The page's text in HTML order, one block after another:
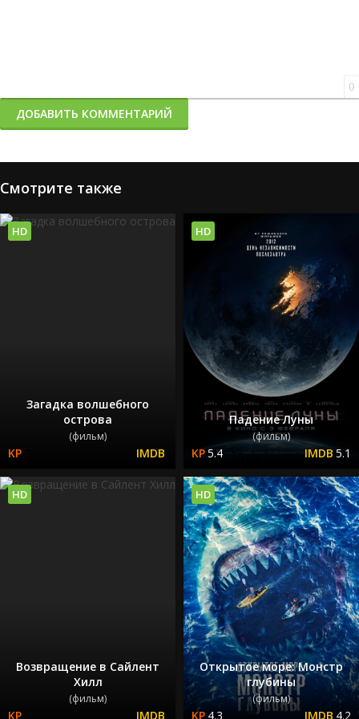
0
ДОБАВИТЬ КОММЕНТАРИЙ
Смотрите также
Загадка волшебного
острова
(фильм)
HD
Падение Луны
(фильм)
5.4 5.1
HD
Возвращение в Сайлент
Хилл
(фильм)
HD
Открытое море: Монстр
глубины
(фильм)
4.3 4.2
HD